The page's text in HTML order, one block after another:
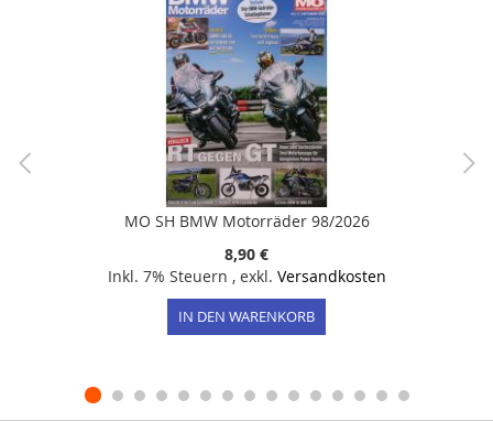
MO SH BMW Motorräder 98/2026
8,90 €
Inkl. 7% Steuern , exkl. Versandkosten
IN DEN WARENKORB